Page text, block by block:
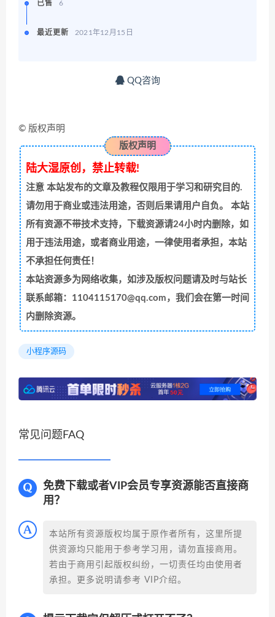
已售 6
最近更新 2021年12月15日
QQ咨询
© 版权声明
版权声明
陆大湿原创，禁止转载!
注意本站发布的文章及教程仅限用于学习和研究目的.
请勿用于商业或违法用途，否则后果请用户自负。 本站
所有资源不带技术支持，下载资源请24小时内删除，如
用于违法用途，或者商业用途，一律使用者承担，本站
不承担任何责任！
本站资源多为网络收集，如涉及版权问题请及时与站长
联系邮箱：1104115170@qq.com，我们会在第一时间
内删除资源。
小程序源码
常见问题FAQ
免费下载或者VIP会员专享资源能否直接商
用？
本站所有资源版权均属于原作者所有，这里所提
供资源均只能用于参考学习用，请勿直接商用。
若由于商用引起版权纠纷，一切责任均由使用者
承担。更多说明请参考 VIP介绍。